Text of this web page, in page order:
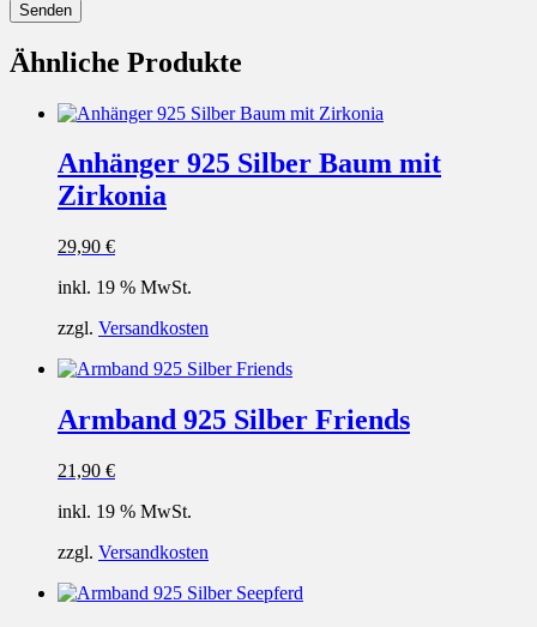
Ähnliche Produkte
Anhänger 925 Silber Baum mit
Zirkonia
29,90 €
inkl. 19 % MwSt.
zzgl. Versandkosten
Armband 925 Silber Friends
21,90 €
inkl. 19 % MwSt.
zzgl. Versandkosten